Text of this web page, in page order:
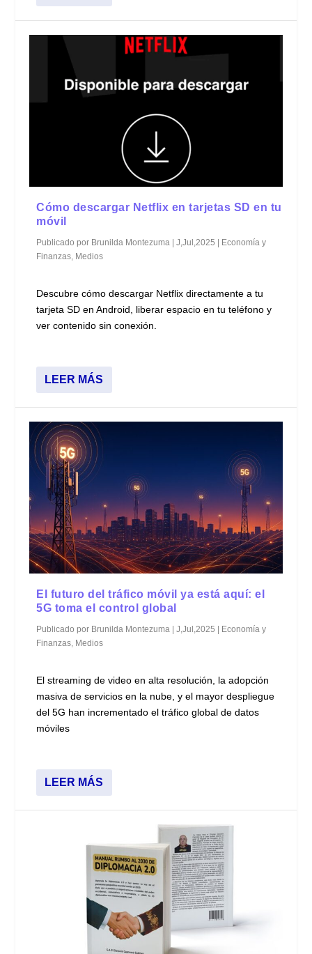
Cómo descargar Netflix en tarjetas SD en tu
móvil
Publicado por Brunilda Montezuma |J,Jul,2025
Economía y
Finanzas, Medios
Descubre cómo descargar Netflix directamente a tu
tarjeta SD en Android, liberar espacio en tu teléfono y
ver contenido sin conexión.
LEER MÁS
El futuro del tráfico móvil ya está aquí: el
5G toma el control global
Publicado por Brunilda Montezuma |J,Jul,2025 | Economía y
Finanzas, Medios
El streaming de video en alta resolución, la adopción
masiva de servicios en la nube, y el mayor despliegue
del 5G han incrementado el tráfico global de datos
móviles
LEER MÁS